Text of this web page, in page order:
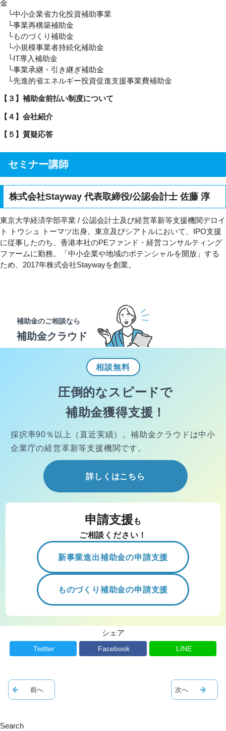
金
└中小企業省力化投資補助事業
└事業再構築補助金
└ものづくり補助金
└小規模事業者持続化補助金
└IT導入補助金
└事業承継・引き継ぎ補助金
└先進的省エネルギー投資促進支援事業費補助金
【３】補助金前払い制度について
【４】会社紹介
【５】質疑応答
セミナー講師
株式会社Stayway 代表取締役/公認会計士 佐藤 淳
東京大学経済学部卒業 / 公認会計士及び経営革新等支援機関デロイ
ト トウシュ トーマツ出身。東京及びシアトルにおいて、IPO支援
に従事したのち、香港本社のPEファンド・経営コンサルティング
ファームに勤務。「中小企業や地域のポテンシャルを開放」する
ため、2017年株式会社Staywayを創業。
補助金のご相談なら
補助金クラウド
相談無料
圧倒的なスピードで
補助金獲得支援！
採択率90％以上（直近実績）。 補助金クラウドは中小
企業庁の経営革新等支援機関です。
詳しくはこちら
申請支援 も
ご相談ください！
新事業進出補助金の申請支援
ものづくり補助金の申請支援
シェア
Twitter Facebook LINE
Search